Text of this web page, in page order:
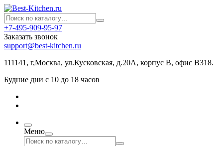
+7-495-909-95-97
Заказать звонок
support@best-kitchen.ru
111141, г,Москва, ул.Кусковская, д.20А, корпус В, офис В318.
Будние дни с 10 до 18 часов
Меню